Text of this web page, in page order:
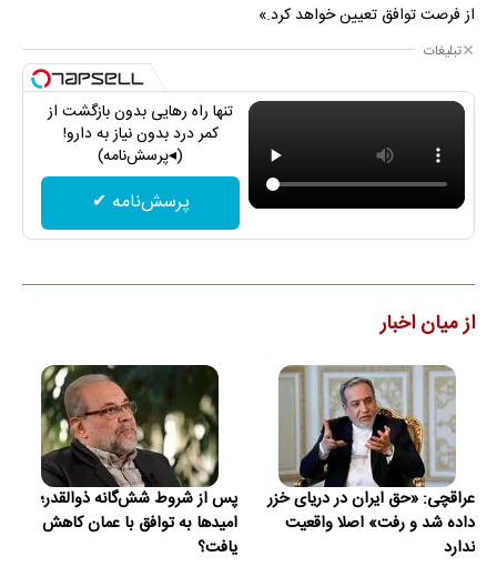
از فرصت توافق تعیین خواهد کرد.»
تبلیغات
تنها راه رهایی بدون بازگشت از
کمر درد بدون نیاز به دارو!
(◂پرسش‌نامه)
پرسش‌نامه ✔
از میان اخبار
عراقچی: «حق ایران در دریای خزر
داده شد و رفت» اصلا واقعیت
ندارد
پس از شروط شش‌گانه ذوالقدر؛
امیدها به توافق با عمان کاهش
یافت؟